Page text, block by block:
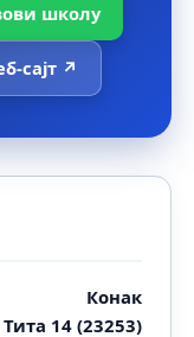
школу
сајт ↗
Конак
14 (23253)